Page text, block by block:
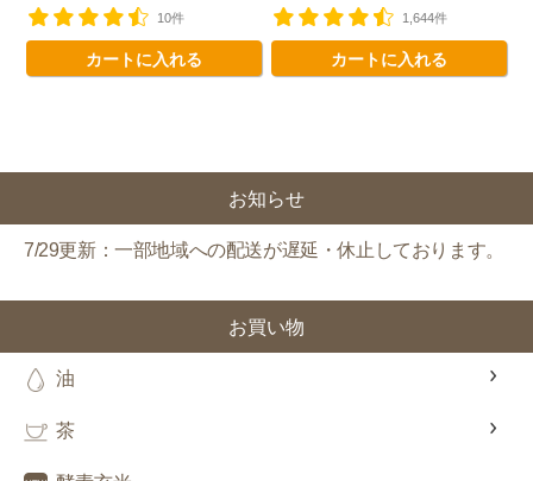
10件
カートに入れる
1,644件
カートに入れる
お知らせ
7/29更新：一部地域への配送が遅延・休止しております。
お買い物
油
茶
新規会員様限定
300
新規会員様限定特典クーポン
対象者：かわしま屋で初めてお買い物をされる方
利用条件：3,000円以上のお買い物でご利用いただけます